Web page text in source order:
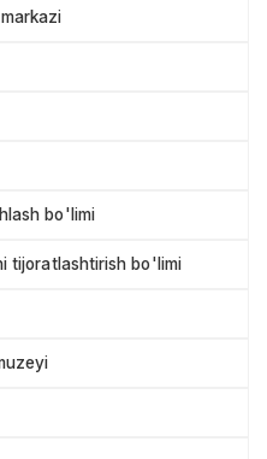
bo'limi
tijoratlashtirish bo'limi